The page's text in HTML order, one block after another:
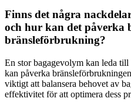
Finns det några
och hur kan det påverka
bränsleförbrukning?
En stor bagagevolym kan leda
kan påverka
viktigt att balansera behovet av
effektivitet för att optimera dess